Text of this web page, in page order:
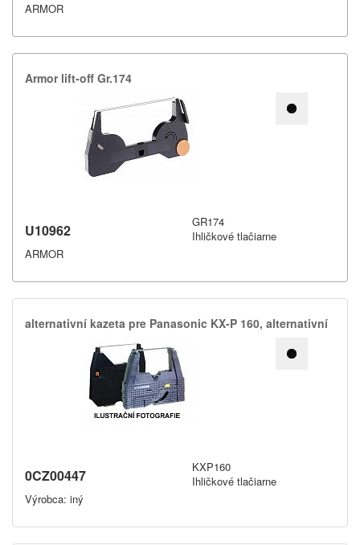
ARMOR
Armor lift-​off Gr.​174
U10962
ARMOR
GR174
Ihličkové tlačiarne
alternativní kazeta pre Panasonic KX-​P 160,​ alternativní
0CZ00447
Výrobca: iný
KXP160
Ihličkové tlačiarne